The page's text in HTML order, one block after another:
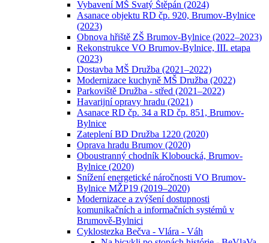
Vybavení MŠ Svatý Štěpán (2024)
Asanace objektu RD čp. 920, Brumov-Bylnice
(2023)
Obnova hřiště ZŠ Brumov-Bylnice (2022–2023)
Rekonstrukce VO Brumov-Bylnice, III. etapa
(2023)
Dostavba MŠ Družba (2021–2022)
Modernizace kuchyně MŠ Družba (2022)
Parkoviště Družba - střed (2021–2022)
Havarijní opravy hradu (2021)
Asanace RD čp. 34 a RD čp. 851, Brumov-
Bylnice
Zateplení BD Družba 1220 (2020)
Oprava hradu Brumov (2020)
Oboustranný chodník Kloboucká, Brumov-
Bylnice (2020)
Snížení energetické náročnosti VO Brumov-
Bylnice MŽP19 (2019–2020)
Modernizace a zvýšení dostupnosti
komunikačních a informačních systémů v
Brumově-Bylnici
Cyklostezka Bečva - Vlára - Váh